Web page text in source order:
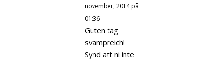
november, 2014 på
01:36
Guten tag
svampreich!
Synd att ni inte